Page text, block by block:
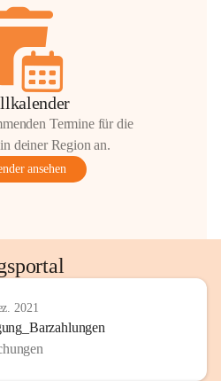
Termine für die
deiner Region an.
ansehen
2021